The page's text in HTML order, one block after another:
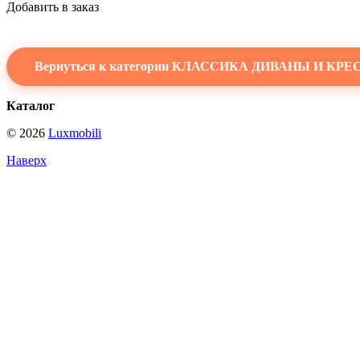
Добавить в заказ
Вернуться к категории КЛАССИКА ДИВАНЫ И
Каталог
© 2026 Luxmobili
Наверх